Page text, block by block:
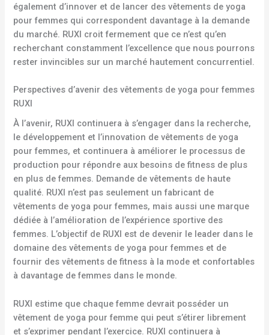
également d’innover et de lancer des vêtements de yoga
pour femmes qui correspondent davantage à la demande
du marché. RUXI croit fermement que ce n’est qu’en
recherchant constamment l’excellence que nous pourrons
rester invincibles sur un marché hautement concurrentiel.
Perspectives d’avenir des vêtements de yoga pour femmes
RUXI
À l’avenir, RUXI continuera à s’engager dans la recherche,
le développement et l’innovation de vêtements de yoga
pour femmes, et continuera à améliorer le processus de
production pour répondre aux besoins de fitness de plus
en plus de femmes. Demande de vêtements de haute
qualité. RUXI n’est pas seulement un fabricant de
vêtements de yoga pour femmes, mais aussi une marque
dédiée à l’amélioration de l’expérience sportive des
femmes. L’objectif de RUXI est de devenir le leader dans le
domaine des vêtements de yoga pour femmes et de
fournir des vêtements de fitness à la mode et confortables
à davantage de femmes dans le monde.
RUXI estime que chaque femme devrait posséder un
vêtement de yoga pour femme qui peut s’étirer librement
et s’exprimer pendant l’exercice. RUXI continuera à